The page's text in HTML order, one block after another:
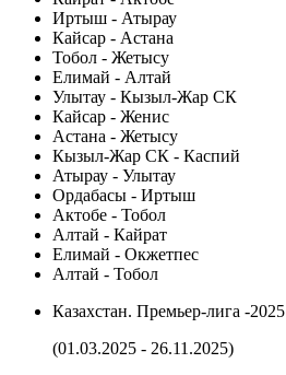
Иртыш - Атырау
Кайсар - Астана
Тобол - Жетысу
Елимай - Алтай
Улытау - Кызыл-Жар СК
Кайсар - Женис
Астана - Жетысу
Кызыл-Жар СК - Каспий
Атырау - Улытау
Ордабасы - Иртыш
Актобе - Тобол
Алтай - Кайрат
Елимай - Окжетпес
Алтай - Тобол
Казахстан. Премьер-лига -2025
(01.03.2025 - 26.11.2025)